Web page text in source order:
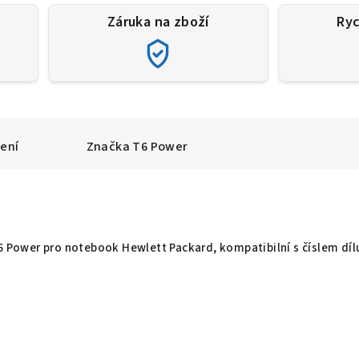
Záruka na zboží
Značka T6 Power
Power pro notebook Hewlett Packard, kompatibilní s číslem